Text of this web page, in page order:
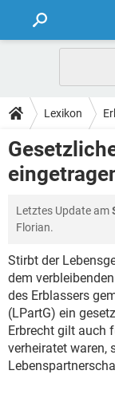
FORUM
TIPPS
LEXIKON
Lexikon
Letztes Update am
Florian.
Stirbt der
dem
des Erblassers
(LPartG) ein
Erbrecht gilt auch
verheiratet waren,